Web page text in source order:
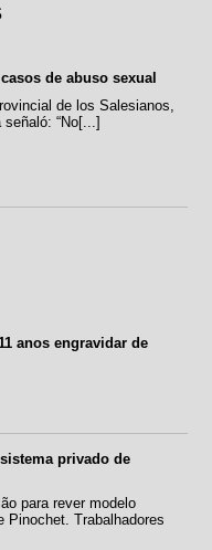
de abuso sexual
de los Salesianos,
“No[...]
anos engravidar de
privado de
para rever modelo
Pinochet. Trabalhadores